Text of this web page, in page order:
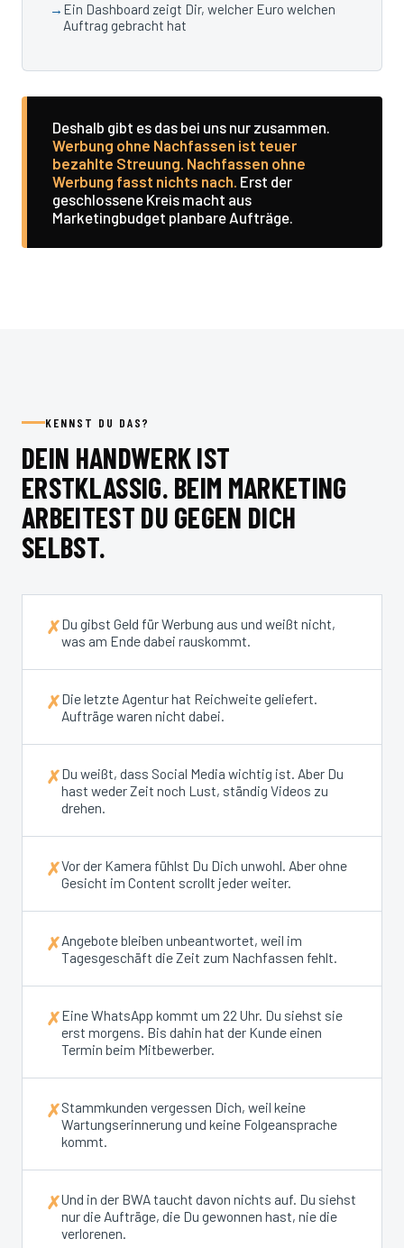
Ein Dashboard zeigt Dir, welcher Euro welchen
Auftrag gebracht hat
Deshalb gibt es das bei uns nur zusammen.
Werbung ohne Nachfassen ist teuer
bezahlte Streuung. Nachfassen ohne
Werbung fasst nichts nach. Erst der
geschlossene Kreis macht aus
Marketingbudget planbare Aufträge.
KENNST DU DAS?
DEIN HANDWERK IST
ERSTKLASSIG. BEIM MARKETING
ARBEITEST DU GEGEN DICH
SELBST.
✗Du gibst Geld für Werbung aus und weißt nicht,
was am Ende dabei rauskommt.
✗Die letzte Agentur hat Reichweite geliefert.
Aufträge waren nicht dabei.
✗Du weißt, dass Social Media wichtig ist. Aber Du
hast weder Zeit noch Lust, ständig Videos zu
drehen.
✗Vor der Kamera fühlst Du Dich unwohl. Aber ohne
Gesicht im Content scrollt jeder weiter.
✗Angebote bleiben unbeantwortet, weil im
Tagesgeschäft die Zeit zum Nachfassen fehlt.
✗Eine WhatsApp kommt um 22 Uhr. Du siehst sie
erst morgens. Bis dahin hat der Kunde einen
Termin beim Mitbewerber.
✗Stammkunden vergessen Dich, weil keine
Wartungserinnerung und keine Folgeansprache
kommt.
✗Und in der BWA taucht davon nichts auf. Du siehst
nur die Aufträge, die Du gewonnen hast, nie die
verlorenen.